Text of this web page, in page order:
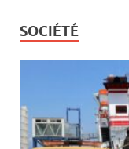
SOCIÉTÉ